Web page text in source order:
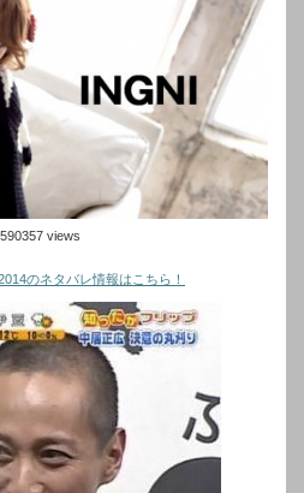
590357 views
のネタバレ情報はこちら！